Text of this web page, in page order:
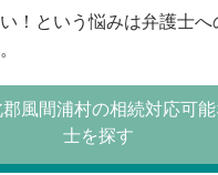
！という悩みは弁護士へ
風間浦村の相続対応可
士を探す